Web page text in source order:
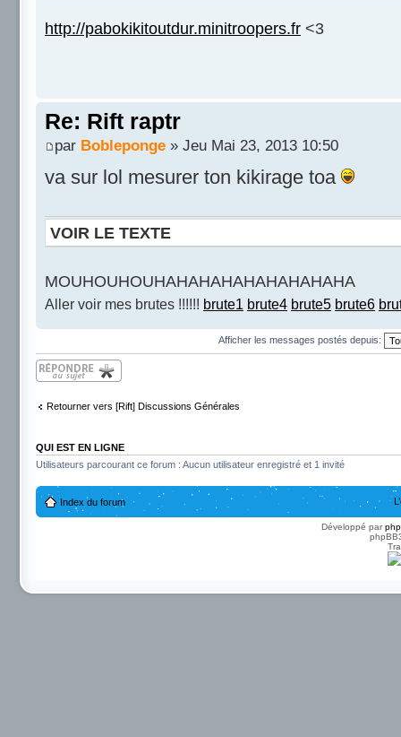
http://pabokikitoutdur.minitroopers.fr <3
Re: Rift raptr
par Bobleponge » Jeu Mai 23, 2013 10:50
va sur lol mesurer ton kikirage toa
VOIR LE TEXTE
MOUHOUHOUHAHAHAHAHAHAHAHAHA
Aller voir mes brutes !!!!!! brute1 brute4 brute5 brute6
Afficher les messages postés depuis:
Répondre
Retourner vers [Rift] Discussions Générales
QUI EST EN LIGNE
Utilisateurs parcourant ce forum : Aucun utilisateur enregistré et 1 invité
Index du forum
Développé par